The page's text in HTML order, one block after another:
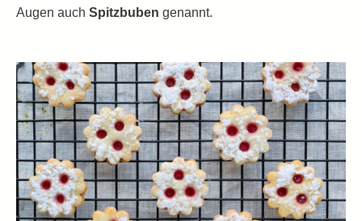
Augen auch Spitzbuben genannt.